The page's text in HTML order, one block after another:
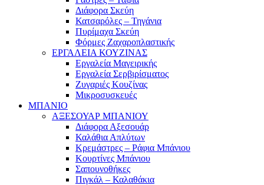
Διάφορα Σκεύη
Κατσαρόλες – Τηγάνια
Πυρίμαχα Σκεύη
Φόρμες Ζαχαροπλαστικής
ΕΡΓΑΛΕΙΑ ΚΟΥΖΙΝΑΣ
Εργαλεία Μαγειρικής
Εργαλεία Σερβιρίσματος
Ζυγαριές Κουζίνας
Μικροσυσκευές
ΜΠΑΝΙΟ
ΑΞΕΣΟΥΑΡ ΜΠΑΝΙΟΥ
Διάφορα Αξεσουάρ
Καλάθια Απλύτων
Κρεμάστρες – Ράφια Μπάνιου
Κουρτίνες Μπάνιου
Σαπουνοθήκες
Πιγκάλ – Καλαθάκια